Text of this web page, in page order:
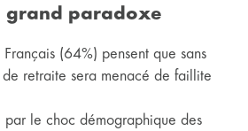
grand paradoxe
(64%) pensent que sans
de retraite sera menacé de faillite
le choc démographique des